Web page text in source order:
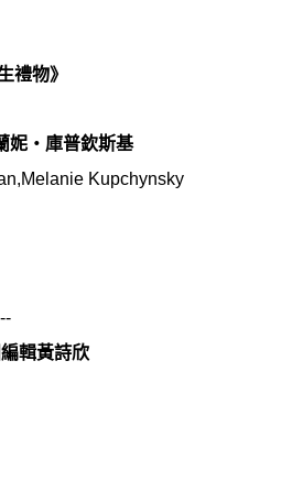
禮物》
妮‧ 庫普欽斯基
Kupchynsky
輯黃詩欣